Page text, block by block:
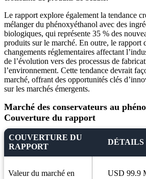
Le rapport explore également la tendance
mélanger du phénoxyéthanol avec des
biologiques, qui représente 35 % des
produits sur le marché. En outre, le rapport
changements réglementaires affectant
de l’évolution vers des processus de
l’environnement. Cette tendance devrait
marché, offrant des opportunités clés
sur les marchés émergents.
Marché des conservateurs au
Couverture du rapport
COUVERTURE DU
RAPPORT
DÉTAILS
Valeur du marché en USD 99.9